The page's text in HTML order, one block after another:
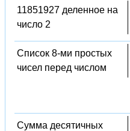
11851927 деленное на
число 2
Список 8-ми простых
чисел перед числом
Сумма десятичных